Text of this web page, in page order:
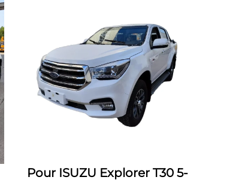
Pour ISUZU Explorer T30 5-